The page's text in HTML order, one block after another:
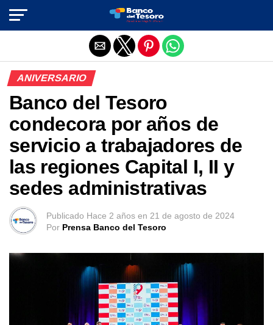
ANIVERSARIO
Banco del Tesoro
condecora por años de
servicio a trabajadores de
las regiones Capital I, II y
sedes administrativas
Publicado Hace 2 años en 21 de agosto de 2024
Por Prensa Banco del Tesoro
Salir de la versión móvil